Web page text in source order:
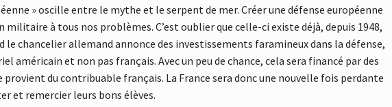
» oscille entre le mythe et le serpent de mer. Créer une défense européenne
à tous nos problèmes. C’est oublier que celle-ci existe déjà, depuis 1948,
le chancelier allemand annonce des investissements faramineux dans la défense,
américain et non pas français. Avec un peu de chance, cela sera financé par des
du contribuable français. La France sera donc une nouvelle fois perdante
et remercier leurs bons élèves.